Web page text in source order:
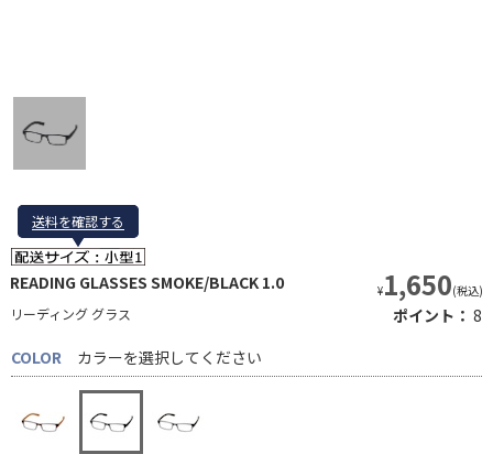
送料を確認する
送料を確認する
READING GLASSES SMOKE/BLACK 1.0
リーディング グラス
¥1,650(税込)
ポイント： 8
COLOR
カラーを選択してください